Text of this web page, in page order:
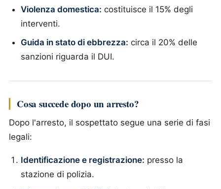
Violenza domestica: costituisce il 15% degli
interventi.
Guida in stato di ebbrezza: circa il 20% delle
sanzioni riguarda il DUI.
Cosa succede dopo un arresto?
Dopo l'arresto, il sospettato segue una serie di fasi
legali:
Identificazione e registrazione: presso la
stazione di polizia.